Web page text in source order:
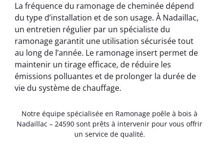
La fréquence du ramonage de cheminée dépend
du type d’installation et de son usage. À Nadaillac,
un entretien régulier par un spécialiste du
ramonage garantit une utilisation sécurisée tout
au long de l’année. Le ramonage insert permet de
maintenir un tirage efficace, de réduire les
émissions polluantes et de prolonger la durée de
vie du système de chauffage.
Notre équipe spécialisée en Ramonage poêle à bois à
Nadaillac – 24590 sont prêts à intervenir pour vous offrir
un service de qualité.